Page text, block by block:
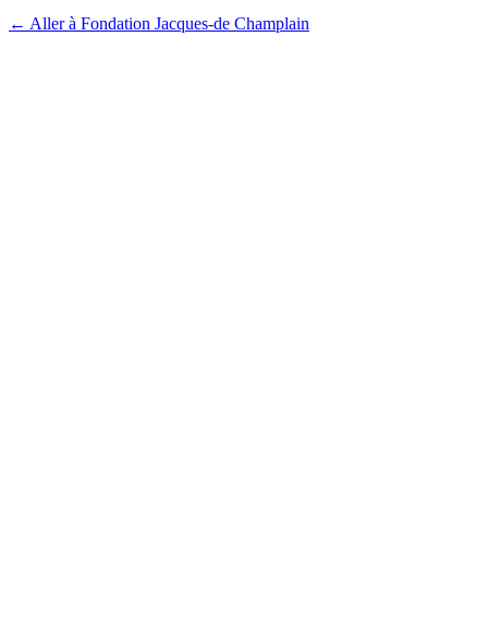
← Aller à Fondation Jacques-de Champlain